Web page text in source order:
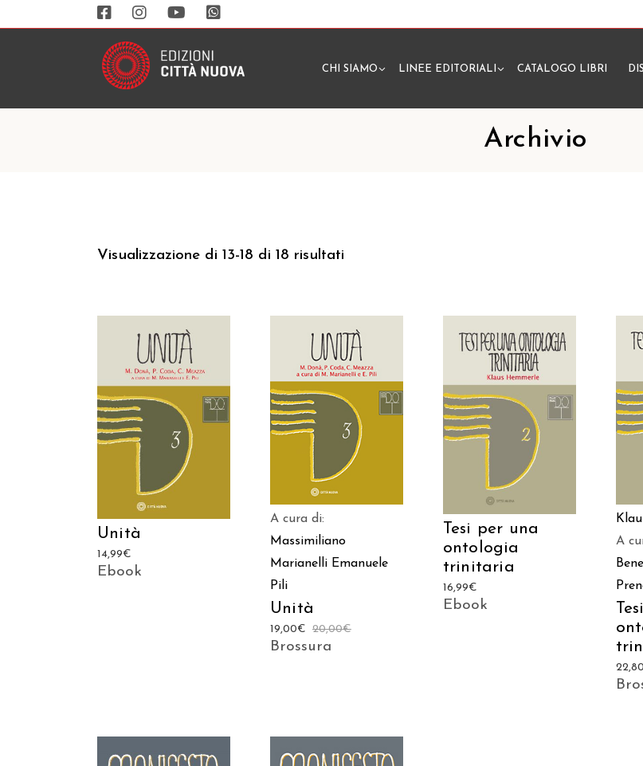
CHI SIAMO LINEE EDITORIALI CATALOGO LIBRI
Archivio
Visualizzazione di 13-18 di 18 risultati
AGGIUNGI AL CARRELLO
Unità
14,99€
Ebook
AGGIUNGI AL CARRELLO
A cura di:
Massimiliano
Marianelli Emanuele
Pili
Unità
20,00€
19,00€
Brossura
AGGIUNGI AL CARRELLO
Tesi per una
ontologia
trinitaria
16,99€
Ebook
A
22,80